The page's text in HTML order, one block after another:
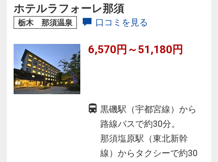
ホテルラフォーレ那須
栃木 那須温泉 口コミを見る
6,570円～51,180円
黒磯駅（宇都宮線）から
路線バスで約30分。
那須塩原駅（東北新幹
線）からタクシーで約30